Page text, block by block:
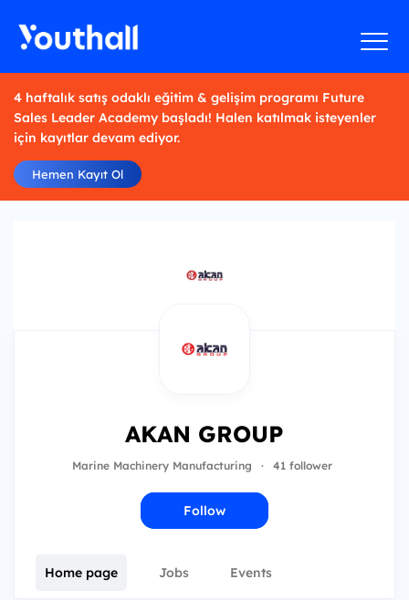
4 haftalık satış odaklı eğitim & gelişim programı Future
Sales Leader Academy başladı! Halen katılmak isteyenler
için kayıtlar devam ediyor.
Hemen Kayıt Ol
AKAN GROUP
Marine Machinery Manufacturing · 41 follower
Follow
Home page Jobs Events